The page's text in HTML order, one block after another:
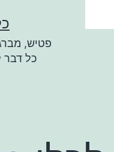
לתוכן
פטיש,
כל דבר